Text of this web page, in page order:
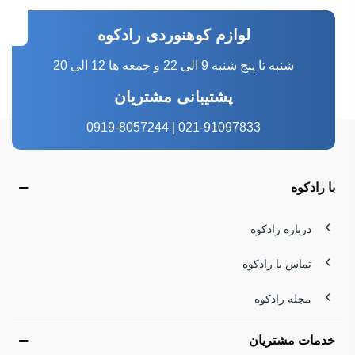
حال خوب تو در دل طبیعت است. چه در مسیرهای سنگین
کوهستانی باشی، چه در طبیعت‌گردی‌های آرام مثل جنگل‌های
منتهی به آبشار لاتون، یک فلاسک باکیفیت می‌تواند ساعت‌ها
نوشیدنی را گرم یا خنک نگه دارد. اگر به دنبال خرید فلاسک
کوهنوردی حرفه‌ای هستی، این دسته‌بندی دقیقاً برای همین
تجربه‌ها طراحی شده است.
معرفی برندهای فلاسک کوهنوردی استنلی و سفر
فلاسک استنلی
حرفه‌ای برای حفظ دمای طولانی در کوه و سفر است.
طراحی مدرن و وزن مناسب، گزینه‌ای عالی برای استفاده
ویژه‌ای بر دوام و کارایی در شرایط سخت دارد و برای کوهنوردی
لوازم کوهنوردی رادکوه
شنبه تا پنج شنبه 9 الی 22 و جمعه ها 12 الی 20
پشتیبانی مشتریان
021-91097833 | 0919-8057244
با رادکوه
درباره رادکوه
تماس با رادکوه
مجله رادکوه
خدمات مشتریان